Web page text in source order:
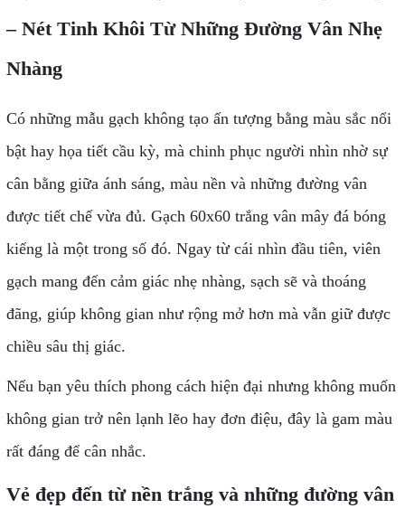
– Nét Tinh Khôi Từ Những Đường Vân Nhẹ
Nhàng
Có những mẫu gạch không tạo ấn tượng bằng màu sắc nổi
bật hay họa tiết cầu kỳ, mà chinh phục người nhìn nhờ sự
cân bằng giữa ánh sáng, màu nền và những đường vân
được tiết chế vừa đủ. Gạch 60x60 trắng vân mây đá bóng
kiếng là một trong số đó. Ngay từ cái nhìn đầu tiên, viên
gạch mang đến cảm giác nhẹ nhàng, sạch sẽ và thoáng
đãng, giúp không gian như rộng mở hơn mà vẫn giữ được
chiều sâu thị giác.
Nếu bạn yêu thích phong cách hiện đại nhưng không muốn
không gian trở nên lạnh lẽo hay đơn điệu, đây là gam màu
rất đáng để cân nhắc.
Vẻ đẹp đến từ nền trắng và những đường vân